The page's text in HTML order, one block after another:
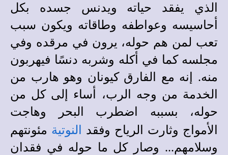
الذي يفقد حياته ويدنس جسده بكل
أحاسيسه وعواطفه وطاقاته ويكون سبب
تعب لمن هم حوله، يرون في مرقده وفي
مجلسه كما في أكله وشربه دنسًا فيهربون
منه. إنه مع الفارق كيونان وهو هارب من
الخدمة من وجه الرب، أساء إلى كل من
حوله، بسببه اضطرب البحر وهاجت
الأمواج وثارت الرياح وفقد
النوتية مئونتهم
وسلامهم... وصار كل ما حوله في فقدان